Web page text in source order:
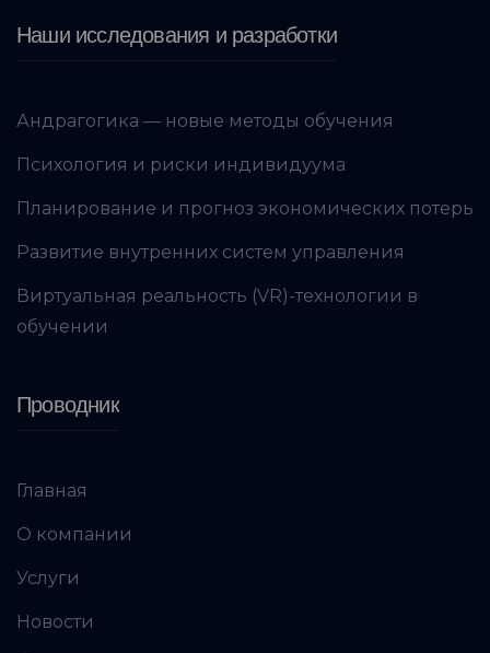
Наши исследования и разработки
Андрагогика — новые методы обучения
Психология и риски индивидуума
Планирование и прогноз экономических потерь
Развитие внутренних систем управления
Виртуальная реальность (VR)-технологии в
обучении
Проводник
Главная
О компании
Услуги
Новости